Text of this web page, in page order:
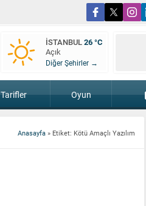
İSTANBUL26 °C
Açık
Diğer Şehirler →
Tarifler Oyun
Anasayfa » Etiket: Kötü Amaçlı Yazılım